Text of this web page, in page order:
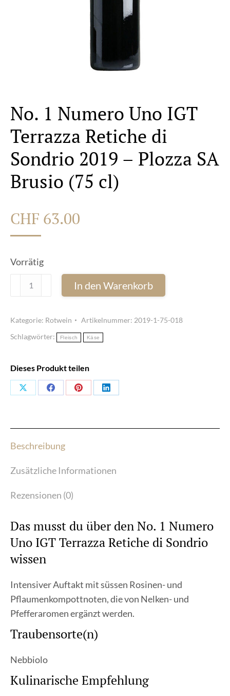
No. 1 Numero Uno IGT
Terrazza Retiche di
Sondrio 2019 – Plozza SA
Brusio (75 cl)
CHF 63.00
Vorrätig
Uno
IGT
Retiche
di
Sondrio
Brusio
cl)
In den Warenkorb
Kategorie: Rotwein Artikelnummer: 2019-1-75-018
Schlagwörter:
Fleisch Käse
Dieses Produkt teilen
Share
Share
Share
Share
Beschreibung
Zusätzliche Informationen
Rezensionen (0)
Das musst du über den No. 1 Numero
Uno IGT Terrazza Retiche di Sondrio
wissen
Intensiver Auftakt mit süssen Rosinen- und
Pflaumenkompottnoten, die von Nelken- und
Pfefferaromen ergänzt werden.
Traubensorte(n)
Nebbiolo
Kulinarische Empfehlung